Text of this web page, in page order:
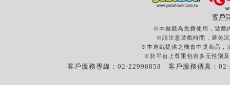
客戶
※本遊戲為免費使用，遊戲
※請注意遊戲時間，避免
※本遊戲提供之機會中獎商品，
※於平台上尊重包容多元性別
客戶服務專線：02-22996858 客戶服務傳真：